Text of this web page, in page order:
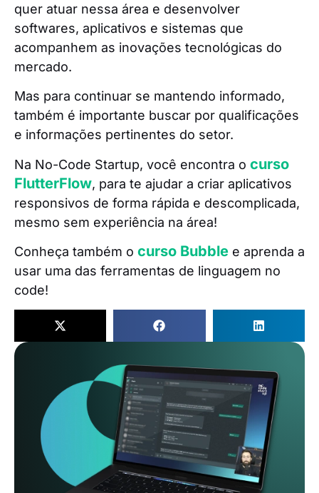
quer atuar nessa área e desenvolver
softwares, aplicativos e sistemas que
acompanhem as inovações tecnológicas do
mercado.
Mas para continuar se mantendo informado,
também é importante buscar por qualificações
e informações pertinentes do setor.
Na No-Code Startup, você encontra o curso
FlutterFlow, para te ajudar a criar aplicativos
responsivos de forma rápida e descomplicada,
mesmo sem experiência na área!
Conheça também o curso Bubble e aprenda a
usar uma das ferramentas de linguagem no
code!